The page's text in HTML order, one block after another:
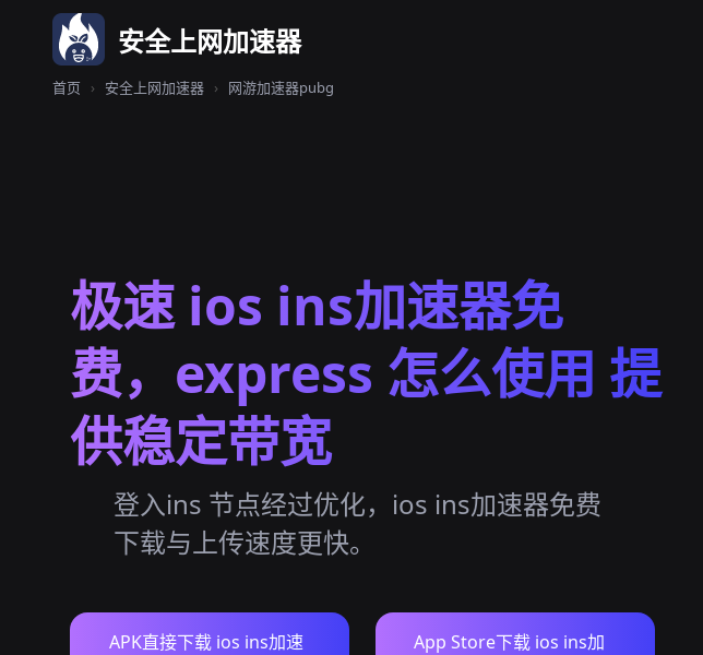
安全上网加速器
首页 › 安全上网加速器 › 网游加速器pubg
极速 ios ins加速器免
费，express 怎么使用 提
供稳定带宽
登入ins 节点经过优化，ios ins加速器免费
下载与上传速度更快。
APK直接下载 ios ins加速
App Store下载 ios ins加